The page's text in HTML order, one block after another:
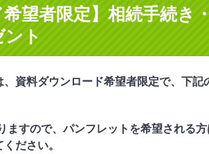
希望者限定】相続手続き
ト
資料ダウンロード希望者限定で、下記
ますので、パンフレットを希望される
ださい。